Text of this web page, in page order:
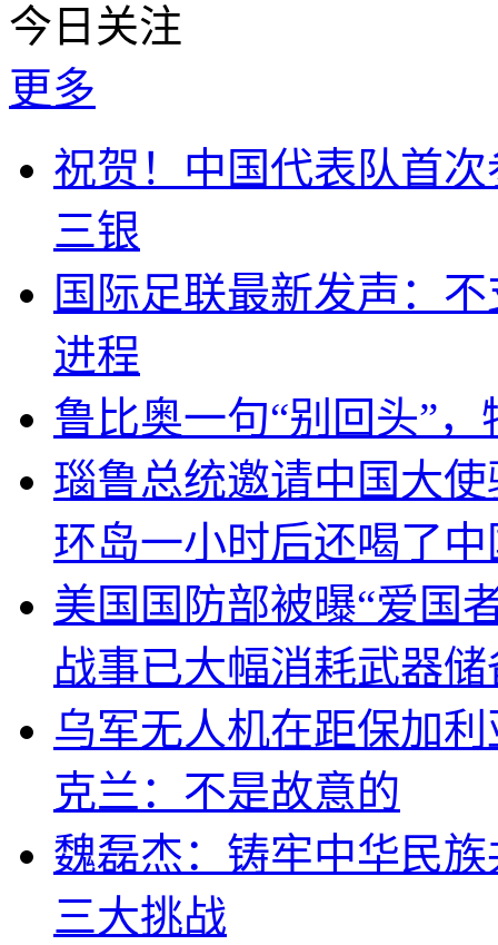
今日关注
更多
祝贺！中国代表队首
三银
国际足联最新发声：
进程
鲁比奥一句“别回头”
瑙鲁总统邀请中国大
环岛一小时后还喝了
美国国防部被曝“爱国
战事已大幅消耗武器储
乌军无人机在距保加
克兰：不是故意的
魏磊杰：铸牢中华民
三大挑战